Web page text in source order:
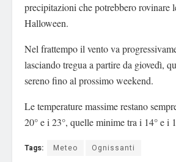
precipitazioni che potrebbero rovinare
Halloween.
Nel frattempo il vento va
lasciando tregua a partire da giovedì,
sereno fino al prossimo weekend.
Le temperature massime restano
20° e i 23°, quelle minime tra i 14° e i
Tags: Meteo Ognissanti